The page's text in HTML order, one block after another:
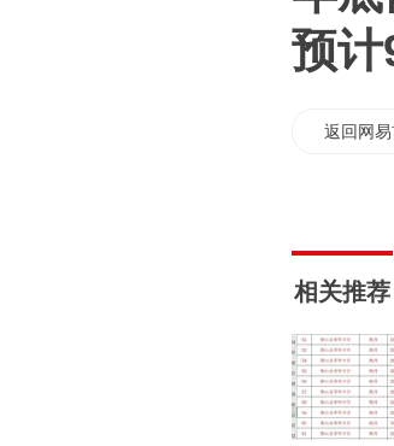
预
返回网
相关推荐